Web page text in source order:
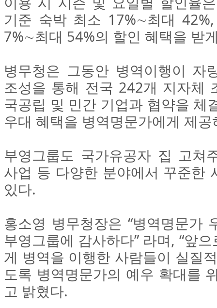
기준 숙박 최소 17%∼최대
7%∼최대 54%의 할인 혜택을 받
병무청은 그동안 병역이행이 자
조성을 통해 전국 242개 지자체
국공립 및 민간 기업과 협약을 체
우대 혜택을 병역명문가에게 제
부영그룹도 국가유공자 집 고쳐
사업 등 다양한 분야에서 꾸준한
있다.
홍소영 병무청장은 “병역명문가
부영그룹에 감사하다” 라며, “앞
게 병역을 이행한 사람들이 실질
도록 병역명문가의 예우 확대를
고 밝혔다.